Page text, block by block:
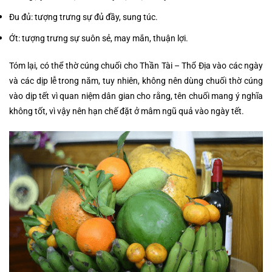
Đu đủ: tượng trưng sự đủ đầy, sung túc.
Ớt: tượng trưng sự suôn sẻ, may mắn, thuận lợi.
Tóm lại, có thể thờ cúng chuối cho Thần Tài – Thổ Địa vào các ngày
và các dịp lễ trong năm, tuy nhiên, không nên dùng chuối thờ cúng
vào dịp tết vì quan niệm dân gian cho rằng, tên chuối mang ý nghĩa
không tốt, vì vậy nên hạn chế đặt ở mâm ngũ quả vào ngày tết.